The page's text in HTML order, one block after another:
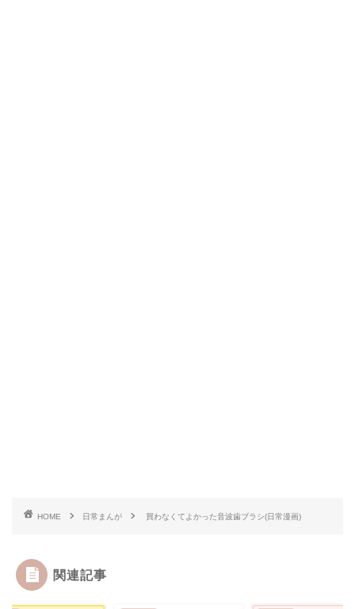
HOME 日常まんが 買わなくてよかった音波歯ブラシ(日常漫画)
関連記事